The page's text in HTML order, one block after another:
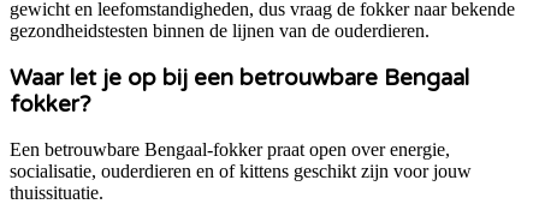
gewicht en leefomstandigheden, dus vraag de fokker naar bekende
gezondheidstesten binnen de lijnen van de ouderdieren.
Waar let je op bij een betrouwbare Bengaal
fokker?
Een betrouwbare Bengaal-fokker praat open over energie,
socialisatie, ouderdieren en of kittens geschikt zijn voor jouw
thuissituatie.